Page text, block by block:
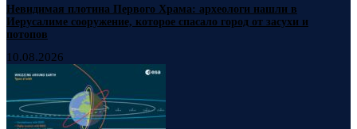
Невидимая плотина Первого Храма: археологи нашли в
Иерусалиме сооружение, которое спасало город от засухи и
потопов
10.08.2026